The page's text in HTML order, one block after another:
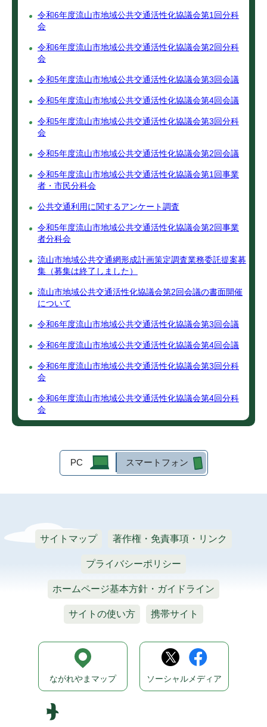
令和6年度流山市地域公共交通活性化協議会第1回分科
会
令和6年度流山市地域公共交通活性化協議会第2回分科
会
令和5年度流山市地域公共交通活性化協議会第3回会議
令和5年度流山市地域公共交通活性化協議会第4回会議
令和5年度流山市地域公共交通活性化協議会第3回分科
会
令和5年度流山市地域公共交通活性化協議会第2回会議
令和5年度流山市地域公共交通活性化協議会第1回事業
者・市民分科会
公共交通利用に関するアンケート調査
令和5年度流山市地域公共交通活性化協議会第2回事業
者分科会
流山市地域公共交通網形成計画策定調査業務委託提案募
集（募集は終了しました）
流山市地域公共交通活性化協議会第2回会議の書面開催
について
令和6年度流山市地域公共交通活性化協議会第3回会議
令和6年度流山市地域公共交通活性化協議会第4回会議
令和6年度流山市地域公共交通活性化協議会第3回分科
会
令和6年度流山市地域公共交通活性化協議会第4回分科
会
PC スマートフォン
サイトマップ 著作権・免責事項・リンク
プライバシーポリシー
ホームページ基本方針・ガイドライン
サイトの使い方 携帯サイト
ながれやまマップ ソーシャルメディア